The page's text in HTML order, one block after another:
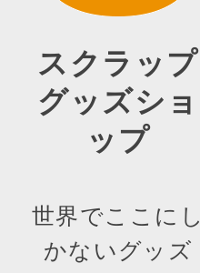
スクラップ
グッズショ
ップ
世界でここにし
かないグッズ